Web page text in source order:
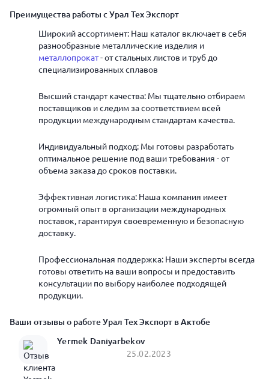
Преимущества работы с Урал Тех Экспорт
Широкий ассортимент: Наш каталог включает в себя
разнообразные металлические изделия и
металлопрокат- от стальных листов и труб до
специализированных сплавов
Высший стандарт качества: Мы тщательно отбираем
поставщиков и следим за соответствием всей
продукции международным стандартам качества.
Индивидуальный подход: Мы готовы разработать
оптимальное решение под ваши требования - от
объема заказа до сроков поставки.
Эффективная логистика: Наша компания имеет
огромный опыт в организации международных
поставок, гарантируя своевременную и безопасную
доставку.
Профессиональная поддержка: Наши эксперты всегда
готовы ответить на ваши вопросы и предоставить
консультации по выбору наиболее подходящей
продукции.
Ваши отзывы о работе Урал Тех Экспорт в Актобе
Yermek Daniyarbekov
25.02.2023